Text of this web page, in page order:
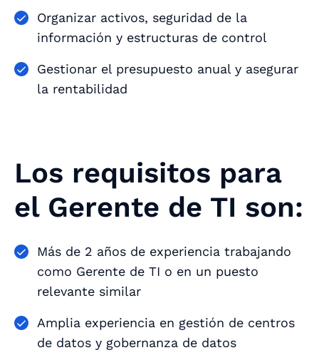
Organizar activos, seguridad de la
información y estructuras de control
Gestionar el presupuesto anual y asegurar
la rentabilidad
Los requisitos para
el Gerente de TI son:
Más de 2 años de experiencia trabajando
como Gerente de TI o en un puesto
relevante similar
Amplia experiencia en gestión de centros
de datos y gobernanza de datos